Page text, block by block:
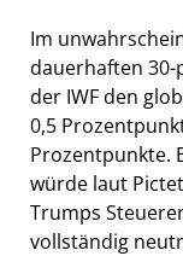
Im
dauerhaften
der IWF den
0,5
Prozentpunkte.
würde laut
Trumps
vollständig